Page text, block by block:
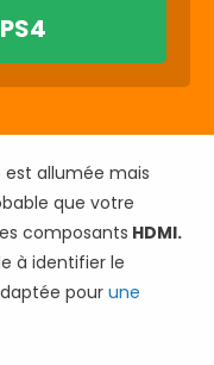
est allumée mais
que votre
composants HDMI.
à identifier le
pour une